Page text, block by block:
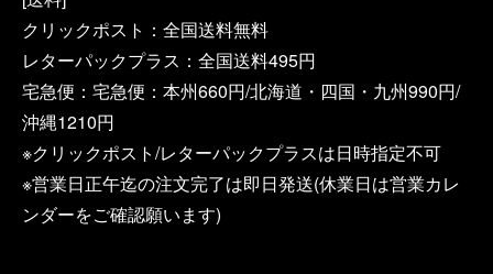
クリックポスト：全国送料無料
レターパックプラス：全国送料495円
宅急便：宅急便：本州660円/北海道・四国・九州990円/
沖縄1210円
※クリックポスト/レターパックプラスは日時指定不可
※営業日正午迄の注文完了は即日発送(休業日は営業カレ
ンダーをご確認願います)